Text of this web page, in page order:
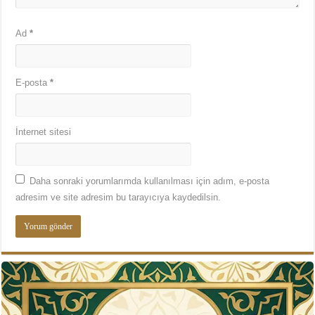
Ad*
E-posta*
İnternet sitesi
Daha sonraki yorumlarımda kullanılması için adım, e-posta
adresim ve site adresim bu tarayıcıya kaydedilsin.